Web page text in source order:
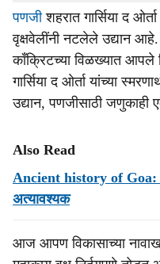
पणजीशहरात गार्सिया द
वृक्षवेलींनी नटलेले उद्यान
काँक्रिटच्या विळख्यात आपले
गार्सिया द ओर्ता यांच्या
उद्यान, पणजीसाठी
Also Read
Ancient history of Goa:
अत्यावश्यक
आज आपण विकासाच्या